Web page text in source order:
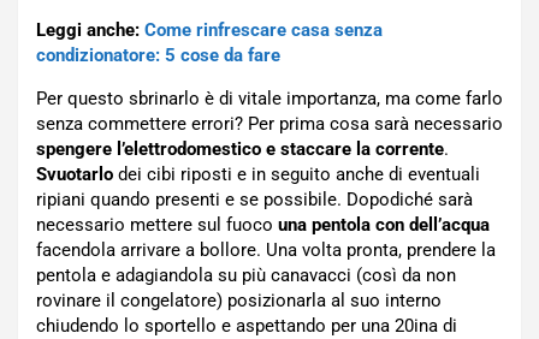
Leggi anche: Come rinfrescare casa senza
condizionatore: 5 cose da fare
Per questo sbrinarlo è di vitale importanza, ma come farlo
senza commettere errori? Per prima cosa sarà necessario
spengere l’elettrodomestico e staccare la corrente.
Svuotarlo dei cibi riposti e in seguito anche di eventuali
ripiani quando presenti e se possibile. Dopodiché sarà
necessario mettere sul fuoco una pentola con dell’acqua
facendola arrivare a bollore. Una volta pronta, prendere la
pentola e adagiandola su più canavacci (così da non
rovinare il congelatore) posizionarla al suo interno
chiudendo lo sportello e aspettando per una 20ina di